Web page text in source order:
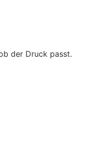
der Druck passt.